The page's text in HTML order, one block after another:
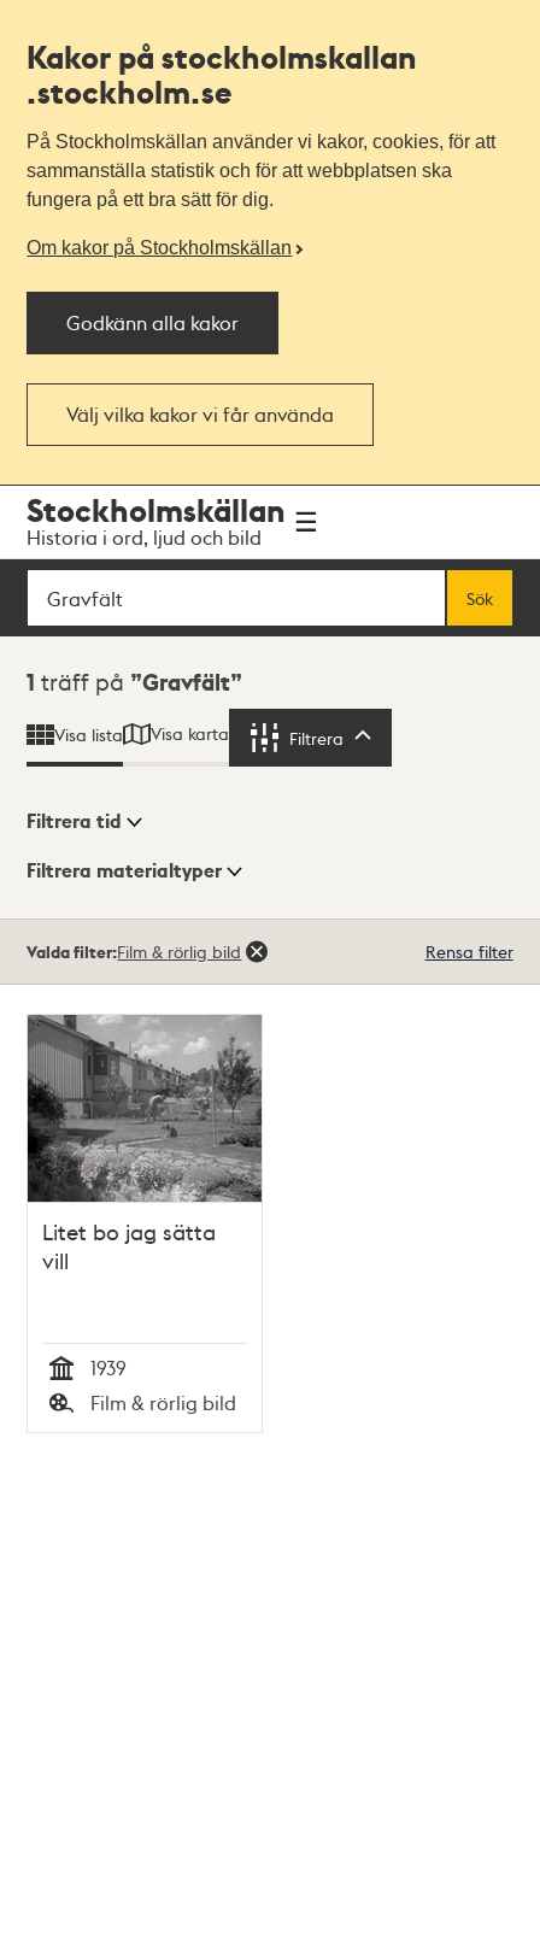
Kakor på stockholmskallan
.stockholm.se
På Stockholmskällan använder vi kakor, cookies, för att
sammanställa statistik och för att webbplatsen ska
fungera på ett bra sätt för dig.
Om kakor på Stockholmskällan
Godkänn alla kakor
Välj vilka kakor vi får använda
navigationen
huvudinnehållet
Stockholmskällan
Historia i ord, ljud och bild
Sök
Sök
Sökresultat
1 träff på Gravfält
Visa lista Visa karta Filtrera
Visningsläge
Filtrera tid
Filtrera materialtyper
träffar
Valda filter:Film & rörlig bild Rensa filter
Litet bo jag sätta
vill
Tid
1939
Typ
Film & rörlig bild